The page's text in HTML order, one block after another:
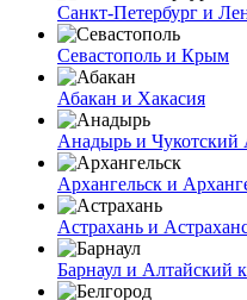
Санкт-Петербург и
Севастополь и Крым
Абакан и Хакасия
Анадырь и
Архангельск и
Астрахань и
Барнаул и Алтайский